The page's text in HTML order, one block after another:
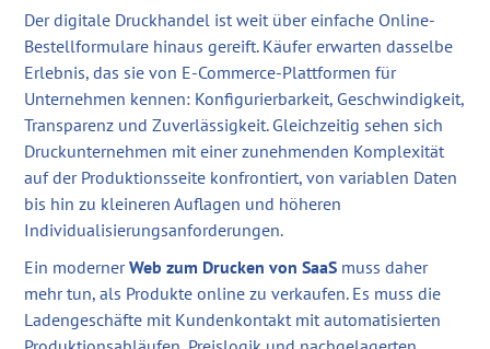
Der digitale Druckhandel ist weit über einfache Online-
Bestellformulare hinaus gereift. Käufer erwarten dasselbe
Erlebnis, das sie von E-Commerce-Plattformen für
Unternehmen kennen: Konfigurierbarkeit, Geschwindigkeit,
Transparenz und Zuverlässigkeit. Gleichzeitig sehen sich
Druckunternehmen mit einer zunehmenden Komplexität
auf der Produktionsseite konfrontiert, von variablen Daten
bis hin zu kleineren Auflagen und höheren
Individualisierungsanforderungen.
Ein modernerWeb zum Drucken von SaaS muss daher
mehr tun, als Produkte online zu verkaufen. Es muss die
Ladengeschäfte mit Kundenkontakt mit automatisierten